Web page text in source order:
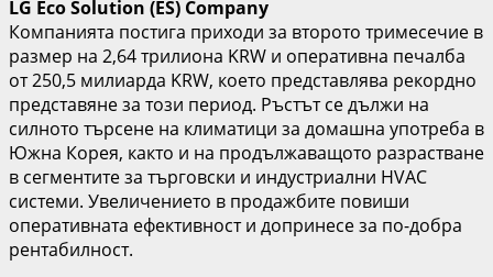
LG Eco Solution (ES) Company
Компанията постига приходи за второто тримесечие в
размер на 2,64 трилиона KRW и оперативна печалба
от 250,5 милиарда KRW, което представлява рекордно
представяне за този период. Ръстът се дължи на
силното търсене на климатици за домашна употреба в
Южна Корея, както и на продължаващото разрастване
в сегментите за търговски и индустриални HVAC
системи. Увеличението в продажбите повиши
оперативната ефективност и допринесе за по-добра
рентабилност.